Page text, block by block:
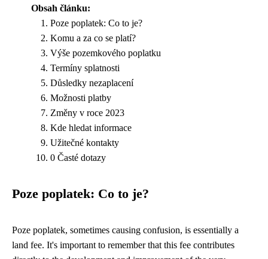
Obsah článku:
Poze poplatek: Co to je?
Komu a za co se platí?
Výše pozemkového poplatku
Termíny splatnosti
Důsledky nezaplacení
Možnosti platby
Změny v roce 2023
Kde hledat informace
Užitečné kontakty
0 Časté dotazy
Poze poplatek: Co to je?
Poze poplatek, sometimes causing confusion, is essentially a
land fee. It's important to remember that this fee contributes